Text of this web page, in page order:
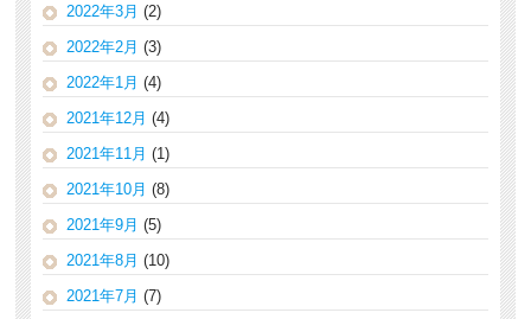
2022年3月 (2)
2022年2月 (3)
2022年1月 (4)
2021年12月 (4)
2021年11月 (1)
2021年10月 (8)
2021年9月 (5)
2021年8月 (10)
2021年7月 (7)